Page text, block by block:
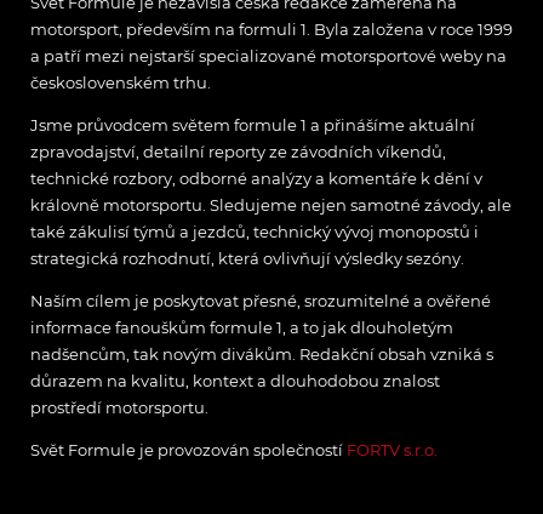
motorsport, především na formuli 1. Byla založena v roce 1999
a patří mezi nejstarší specializované motorsportové weby na
československém trhu.
Jsme průvodcem světem formule 1 a přinášíme aktuální
zpravodajství, detailní reporty ze závodních víkendů,
technické rozbory, odborné analýzy a komentáře k dění v
královně motorsportu. Sledujeme nejen samotné závody, ale
také zákulisí týmů a jezdců, technický vývoj monopostů i
strategická rozhodnutí, která ovlivňují výsledky sezóny.
Naším cílem je poskytovat přesné, srozumitelné a ověřené
informace fanouškům formule 1, a to jak dlouholetým
nadšencům, tak novým divákům. Redakční obsah vzniká s
důrazem na kvalitu, kontext a dlouhodobou znalost
prostředí motorsportu.
Svět Formule je provozován společností FORTV s.r.o.